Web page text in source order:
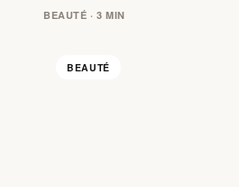
BEAUTÉ · 3 MIN
BEAUTÉ